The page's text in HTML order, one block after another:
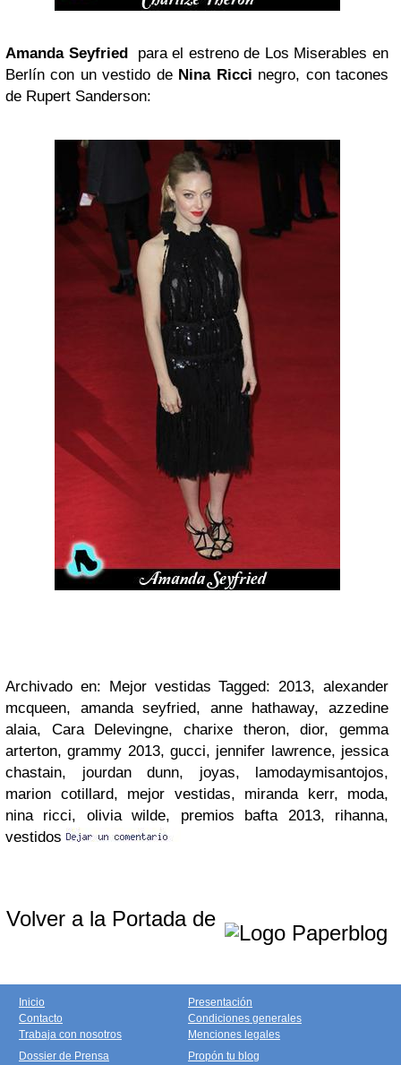
Amanda Seyfried para el estreno de Los Miserables en
Berlín con un vestido de Nina Ricci negro, con tacones
de Rupert Sanderson:
Archivado en: Mejor vestidas Tagged: 2013, alexander
mcqueen, amanda seyfried, anne hathaway, azzedine
alaia, Cara Delevingne, charixe theron, dior, gemma
arterton, grammy 2013, gucci, jennifer lawrence, jessica
chastain, jourdan dunn, joyas, lamodaymisantojos,
marion cotillard, mejor vestidas, miranda kerr, moda,
nina ricci, olivia wilde, premios bafta 2013, rihanna,
vestidos
Volver a la Portada de
Inicio
Contacto
Trabaja con nosotros
Presentación
Condiciones generales
Menciones legales
Dossier de Prensa
Propón tu blog